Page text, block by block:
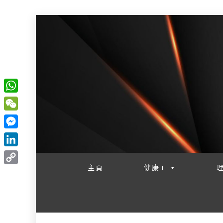
主頁 健康+
W
h
a
t
s
W
e
C
h
M
e
s
L
i